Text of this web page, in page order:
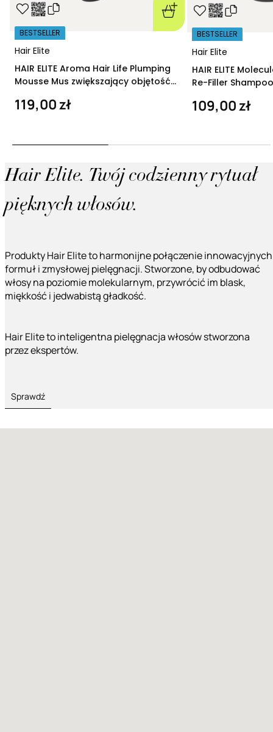
Hair Elite
BESTSELLER
HAIR ELITE Aroma Hair Life Plumping
Mousse Mus zwiększający objętość
119,00 zł
Hair Elite
BESTSELLER
HAIR ELITE
Re-Filler
109,00 zł
Hair Elite. Twój codzienny rytuał
pięknych włosów.
Produkty Hair Elite to harmonijne połączenie innowacyjnych
formuł i zmysłowej pielęgnacji. Stworzone, by odbudować
włosy na poziomie molekularnym, przywrócić im blask,
miękkość i jedwabistą gładkość.
Hair Elite to inteligentna pielęgnacja włosów stworzona
przez ekspertów.
Sprawdź